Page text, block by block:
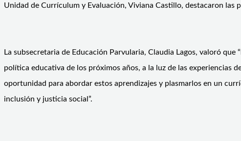
Unidad de Currículum y Evaluación, Viviana Castillo, destacaron las
La subsecretaria de Educación Parvularia, Claudia Lagos, valoró
política educativa de los próximos años, a la luz de las experiencias
oportunidad para abordar estos aprendizajes y plasmarlos en un
inclusión y justicia social”.